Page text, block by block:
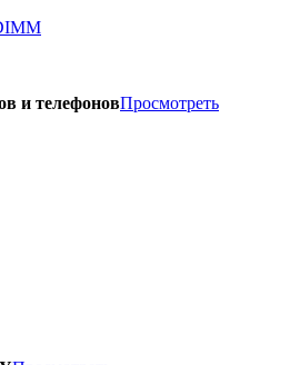
и телефоновПросмотреть